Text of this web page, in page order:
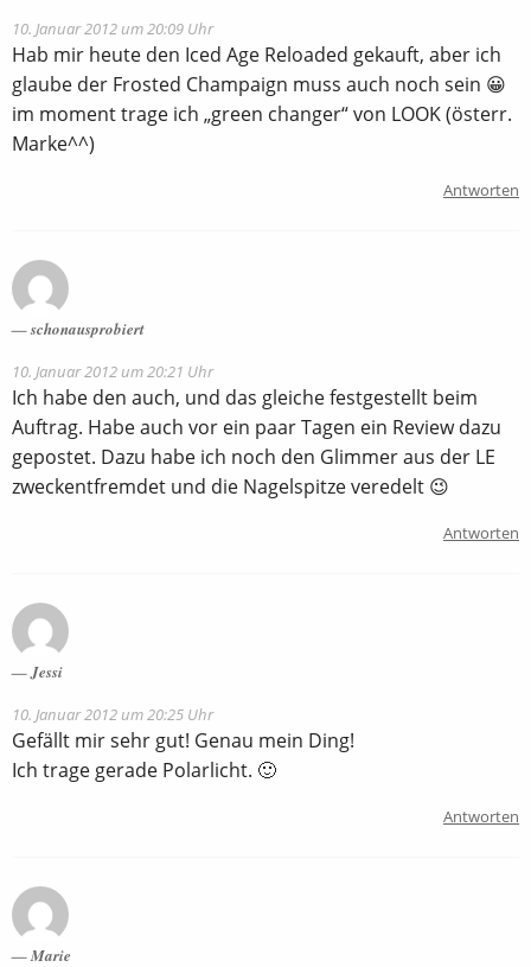
10. Januar 2012 um 20:09 Uhr
Hab mir heute den Iced Age Reloaded gekauft, aber ich
glaube der Frosted Champaign muss auch noch sein 😀
im moment trage ich „green changer“ von LOOK (österr.
Marke^^)
Antworten
schonausprobiert
10. Januar 2012 um 20:21 Uhr
Ich habe den auch, und das gleiche festgestellt beim
Auftrag. Habe auch vor ein paar Tagen ein Review dazu
gepostet. Dazu habe ich noch den Glimmer aus der LE
zweckentfremdet und die Nagelspitze veredelt 😉
Antworten
Jessi
10. Januar 2012 um 20:25 Uhr
Gefällt mir sehr gut! Genau mein Ding!
Ich trage gerade Polarlicht. 🙂
Antworten
Marie